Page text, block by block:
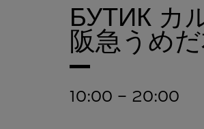
БУТИК カ
阪急うめ
10:00 - 20:00